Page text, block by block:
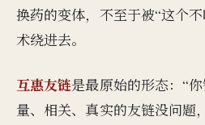
换药的变体，不至于被“这个
术绕进去。
互惠友链是最原始的形态：“
量、相关、真实的友链没问题